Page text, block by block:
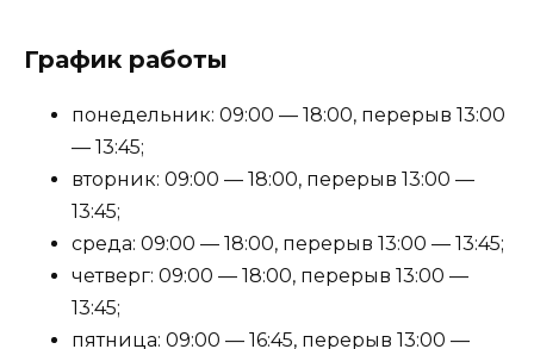
График работы
понедельник: 09:00 — 18:00, перерыв 13:00
— 13:45;
вторник: 09:00 — 18:00, перерыв 13:00 —
13:45;
среда: 09:00 — 18:00, перерыв 13:00 — 13:45;
четверг: 09:00 — 18:00, перерыв 13:00 —
13:45;
пятница: 09:00 — 16:45, перерыв 13:00 —